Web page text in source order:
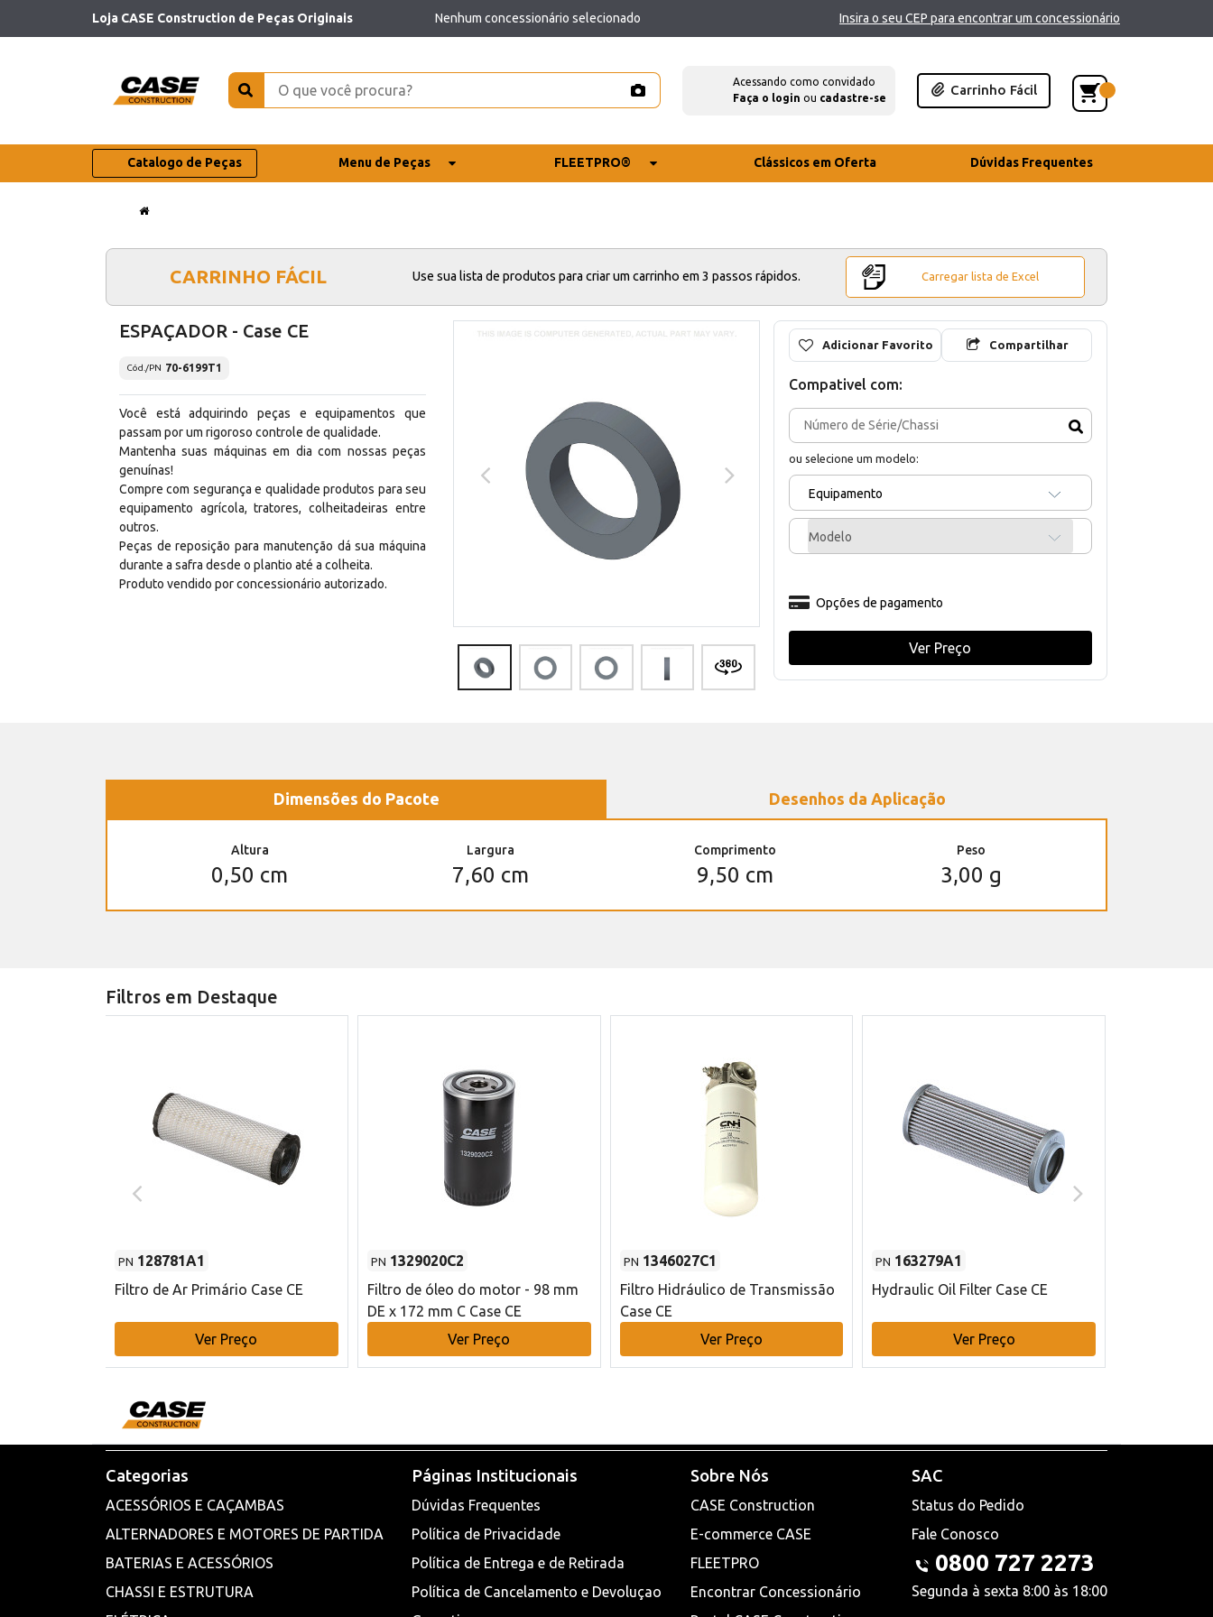
Loja CASE Construction de Peças Originais Nenhum concessionário selecionado Insira o seu CEP para encontrar um concessionário
Acessando como convidado
Faça o login ou cadastre-se
Carrinho Fácil
Catalogo de Peças Menu de Peças FLEETPRO® Clássicos em Oferta Dúvidas Frequentes
CARRINHO FÁCIL Use sua lista de produtos para criar um carrinho em 3 passos rápidos. Carregar lista de Excel
ESPAÇADOR - Case CE
Cód./PN 70-6199T1
Você está adquirindo peças e equipamentos que
passam por um rigoroso controle de qualidade.
Mantenha suas máquinas em dia com nossas peças
genuínas!
Compre com segurança e qualidade produtos para seu
equipamento agrícola, tratores, colheitadeiras entre
outros.
Peças de reposição para manutenção dá sua máquina
durante a safra desde o plantio até a colheita.
Produto vendido por concessionário autorizado.
Adicionar Favorito Compartilhar
Compativel com:
ou selecione um modelo:
Equipamento
Modelo
Opções de pagamento
Ver Preço
Dimensões do Pacote Desenhos da Aplicação
Altura
0,50 cm
Largura
7,60 cm
Comprimento
9,50 cm
Peso
3,00 g
Filtros em Destaque
PN 128781A1
Filtro de Ar Primário Case CE
Ver Preço
PN 1329020C2
Filtro de óleo do motor - 98 mm
DE x 172 mm C Case CE
Ver Preço
PN 1346027C1
Filtro Hidráulico de Transmissão
Case CE
Ver Preço
PN 163279A1
Hydraulic Oil Filter Case CE
Ver Preço
Categorias
ACESSÓRIOS E CAÇAMBAS
ALTERNADORES E MOTORES DE PARTIDA
BATERIAS E ACESSÓRIOS
CHASSI E ESTRUTURA
Páginas Institucionais
Dúvidas Frequentes
Política de Privacidade
Política de Entrega e de Retirada
Política de Cancelamento e Devoluçao
Sobre Nós
CASE Construction
E-commerce CASE
FLEETPRO
Encontrar Concessionário
SAC
Status do Pedido
Fale Conosco
0800 727 2273
Segunda à sexta 8:00 às 18:00